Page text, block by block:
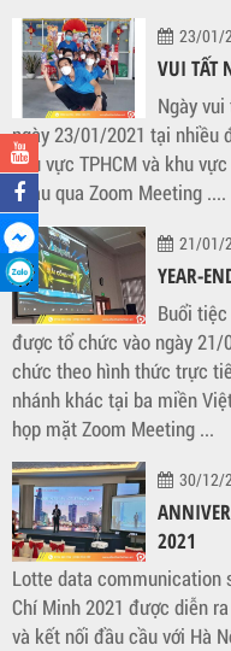
23/01/
VUI TẤT
Ngày
ngày 23/01/2021 tại nhiều
khu vực TPHCM và khu
nhau qua Zoom Meeting ....
21/01/
YEAR-
Buổi tiệc
được tổ chức vào ngày
chức theo hình thức trực
nhánh khác tại ba miền
họp mặt Zoom Meeting ...
30/12/
2021
Lotte data communication
Chí Minh 2021 được diễn
và kết nối đầu cầu với Hà